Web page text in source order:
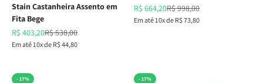
Stain Castanheira Assento em
Fita Bege
Preço promocional
R$ 403,20Preço normal
R$ 538,00
Em até 10x de R$ 44,80
Preço promocional
R$ 664,20Preço normal
R$ 998,00
Em até 10x de R$ 73,80
- 17% - 17%